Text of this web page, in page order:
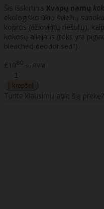
Šis išskirtinis Kvapų namų
ekologiško ūkio šviežių
kopros (džiovintų riešutų),
kokosų aliejaus (toks yra
bleached-deodorised").
€1080 su PVM
Turite klausimų apie šią prekę?